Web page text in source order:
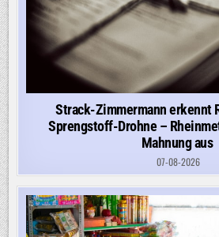
Strack-Zimmermann erkennt
Sprengstoff-Drohne –
Mahnung aus
07-08-2026